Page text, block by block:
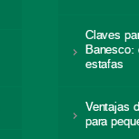
Claves
Banesco:
estafas
Ventajas
para